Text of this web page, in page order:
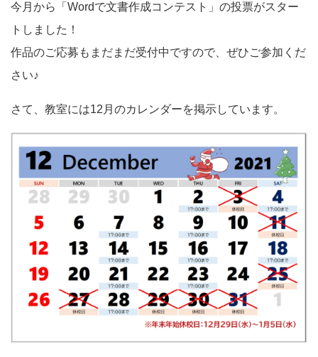
今月から「Wordで文書作成コンテスト」の投票がスター
トしました！
作品のご応募もまだまだ受付中ですので、ぜひご参加くだ
さい♪
さて、教室には12月のカレンダーを掲示しています。